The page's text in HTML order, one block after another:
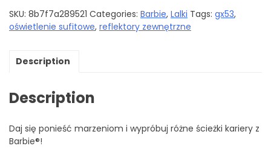
SKU: 8b7f7a289521 Categories: Barbie, Lalki Tags: gx53,
oświetlenie sufitowe, reflektory zewnętrzne
Description
Description
Daj się ponieść marzeniom i wypróbuj różne ścieżki kariery z
Barbie®!